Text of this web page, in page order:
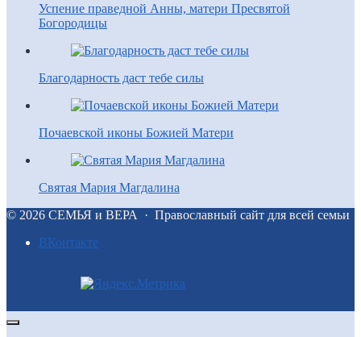
Успение праведной Анны, матери Пресвятой
Богородицы
Благодарность даст тебе силы
Почаевской иконы Божией Матери
Святая Мария Магдалина
© 2026 СЕМЬЯ и ВЕРА · Православный сайт для всей семьи
BКонтакте